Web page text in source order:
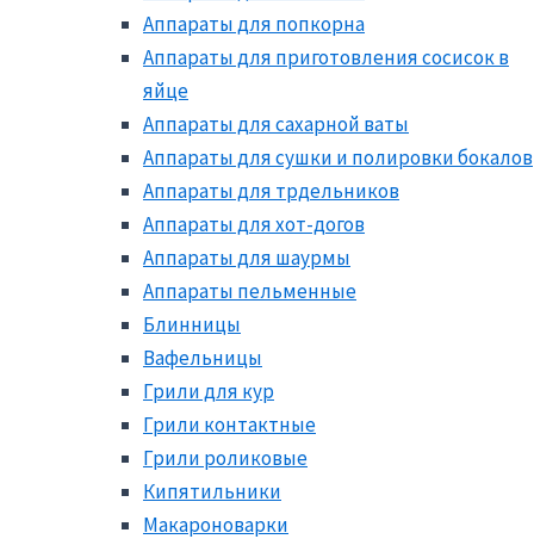
Аппараты для попкорна
Аппараты для приготовления сосисок в
яйце
Аппараты для сахарной ваты
Аппараты для сушки и полировки бокалов
Аппараты для трдельников
Аппараты для хот-догов
Аппараты для шаурмы
Аппараты пельменные
Блинницы
Вафельницы
Грили для кур
Грили контактные
Грили роликовые
Кипятильники
Макароноварки